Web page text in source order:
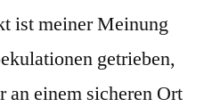
ist meiner Meinung
getrieben,
an einem sicheren Ort